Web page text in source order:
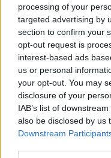
processing of your
targeted advertising by
section to confirm your
opt-out request is
interest-based ads
us or personal
your opt-out. You may
disclosure of your
IAB’s list of
also be disclosed by us
Downstream